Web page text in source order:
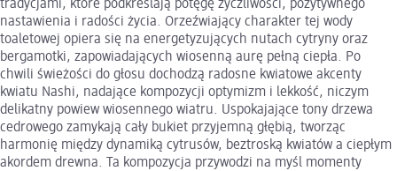
tradycjami, które podkreślają potęgę życzliwości, pozytywnego
nastawienia i radości życia. Orzeźwiający charakter tej wody
toaletowej opiera się na energetyzujących nutach cytryny oraz
bergamotki, zapowiadających wiosenną aurę pełną ciepła. Po
chwili świeżości do głosu dochodzą radosne kwiatowe akcenty
kwiatu Nashi, nadające kompozycji optymizm i lekkość, niczym
delikatny powiew wiosennego wiatru. Uspokajające tony drzewa
cedrowego zamykają cały bukiet przyjemną głębią, tworząc
harmonię między dynamiką cytrusów, beztroską kwiatów a ciepłym
akordem drewna. Ta kompozycja przywodzi na myśl momenty